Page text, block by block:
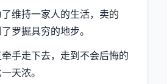
维持一家人的生活，卖的
罗掘具穷的地步。
手走下去，走到不会后悔的
天浓。